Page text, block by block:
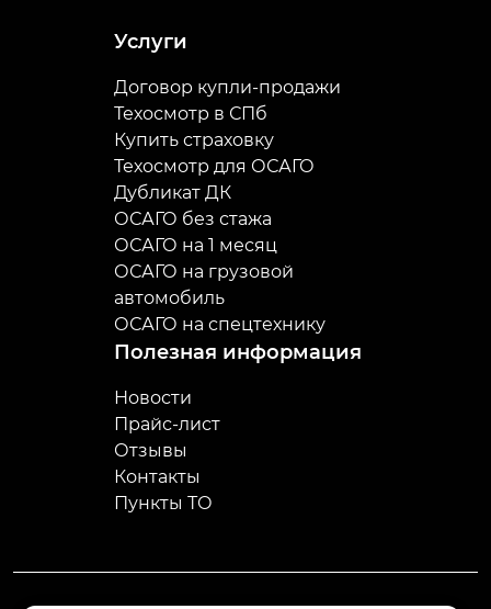
Услуги
Договор купли-продажи
Техосмотр в СПб
Купить страховку
Техосмотр для ОСАГО
Дубликат ДК
ОСАГО без стажа
ОСАГО на 1 месяц
ОСАГО на грузовой
автомобиль
ОСАГО на спецтехнику
Полезная информация
Новости
Прайс-лист
Отзывы
Контакты
Пункты ТО